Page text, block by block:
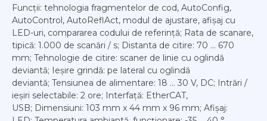
Funcții: tehnologia fragmentelor de cod, AutoConfig,
AutoControl, AutoReflAct, modul de ajustare, afișaj cu
LED-uri, compararea codului de referință; Rata de scanare,
tipică: 1.000 de scanări / s; Distanta de citire: 70 ... 670
mm; Tehnologie de citire: scaner de linie cu oglindă
deviantă; Ieșire grindă: pe lateral cu oglindă
deviantă; Tensiunea de alimentare: 18 ... 30 V, DC; Intrări /
ieșiri selectabile: 2 ore; Interfață: EtherCAT,
USB; Dimensiuni: 103 mm x 44 mm x 96 mm; Afișaj: